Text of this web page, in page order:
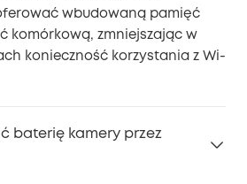
wbudowaną pamięć
komórkową, zmniejszając w
konieczność korzystania z Wi-
baterię kamery przez